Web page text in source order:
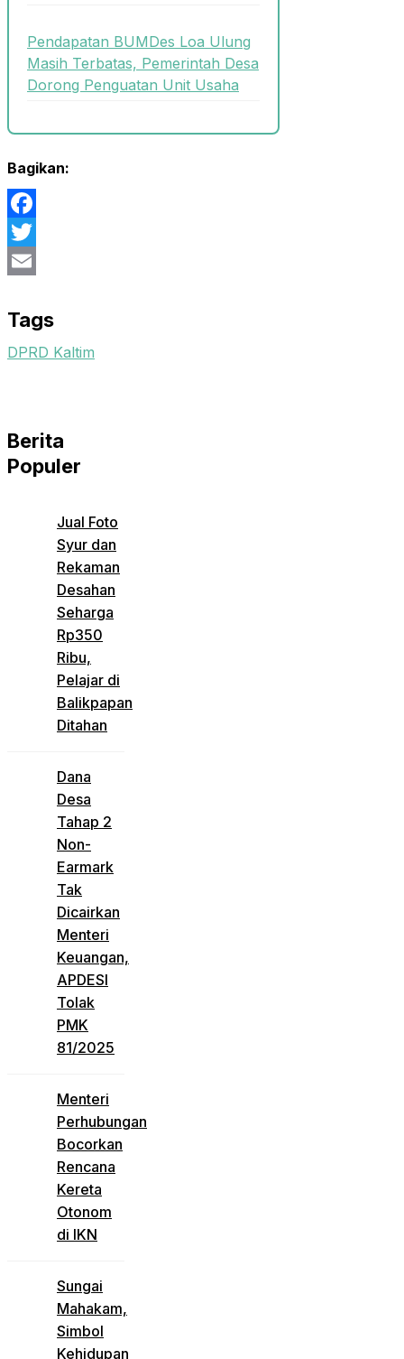
Pendapatan BUMDes Loa Ulung
Masih Terbatas, Pemerintah Desa
Dorong Penguatan Unit Usaha
Bagikan:
Facebook
Twitter
Tags
DPRD Kaltim
Berita
Populer
Jual Foto
Syur dan
Rekaman
Desahan
Seharga
Rp350
Ribu,
Pelajar di
Balikpapan
Ditahan
Dana
Desa
Tahap 2
Non-
Earmark
Tak
Dicairkan
Menteri
Keuangan,
APDESI
Tolak
PMK
81/2025
Menteri
Perhubungan
Bocorkan
Rencana
Kereta
Otonom
di IKN
Sungai
Mahakam,
Simbol
Kehidupan